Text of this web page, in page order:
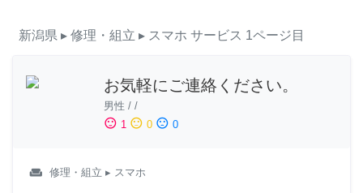
新潟県 ▸ 修理・組立 ▸ スマホ サービス 1ページ目
お気軽にご連絡ください。
男性 / /
sentiment_satisfied 1 sentiment_neutral 0 sentiment_dissatisfied 0
weekend 修理・組立 ▸ スマホ